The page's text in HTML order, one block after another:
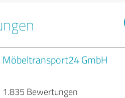
Möbeltransport24 GmbH
1.835 Bewertungen